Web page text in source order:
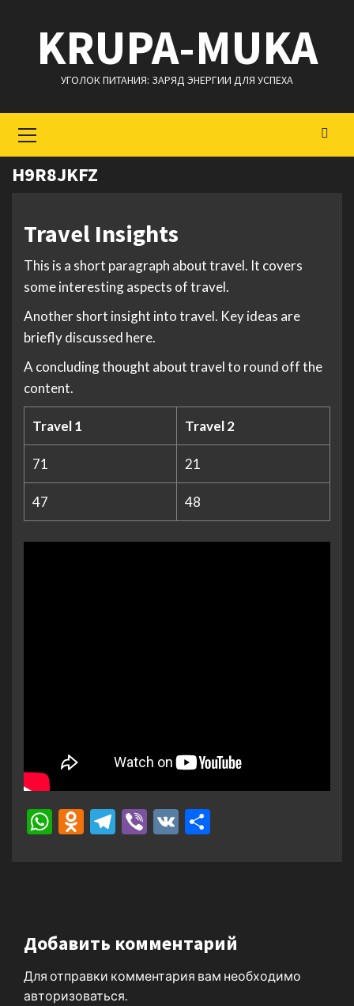
содержимому
KRUPA-MUKA
УГОЛОК ПИТАНИЯ: ЗАРЯД ЭНЕРГИИ ДЛЯ УСПЕХА
меню
H9R8JKFZ
Travel Insights
This is a short paragraph about travel. It covers
some interesting aspects of travel.
Another short insight into travel. Key ideas are
briefly discussed here.
A concluding thought about travel to round off the
content.
Travel 1 Travel 2
71 21
47 48
WhatsApp
Odnoklassniki
Telegram
Viber
VK
Добавить комментарий
Для отправки комментария вам необходимо
авторизоваться